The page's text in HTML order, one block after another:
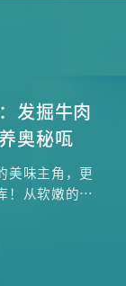
发掘牛肉
奥秘咓
美味主角，更
！从软嫩的牛
每个部位都蕴
你知道吗？